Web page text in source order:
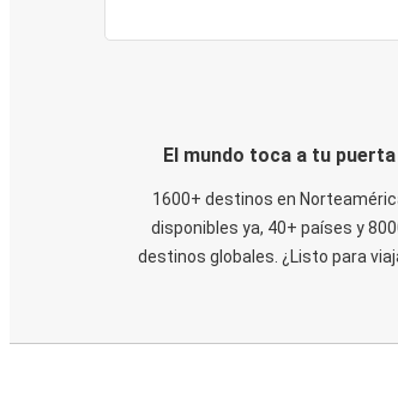
El mundo toca a tu puerta
1600+ destinos en
disponibles ya, 40+ países y
destinos globales. ¿Listo para